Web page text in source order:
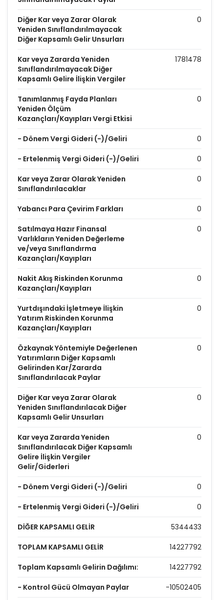
Diğer Kar veya Zarar Olarak
Yeniden Sınıflandırılmayacak
Diğer Kapsamlı Gelir Unsurları
0
Kar veya Zararda Yeniden
Sınıflandırılmayacak Diğer
Kapsamlı Gelire İlişkin Vergiler
1781478
Tanımlanmış Fayda Planları
Yeniden Ölçüm
Kazançları/Kayıpları Vergi Etkisi
0
- Dönem Vergi Gideri (-)/Geliri 0
- Ertelenmiş Vergi Gideri (-)/Geliri 0
Kar veya Zarar Olarak Yeniden
Sınıflandırılacaklar
0
Yabancı Para Çevirim Farkları 0
Satılmaya Hazır Finansal
Varlıkların Yeniden Değerleme
ve/veya Sınıflandırma
Kazançları/Kayıpları
0
Nakit Akış Riskinden Korunma
Kazançları/Kayıpları
0
Yurtdışındaki İşletmeye İlişkin
Yatırım Riskinden Korunma
Kazançları/Kayıpları
0
Özkaynak Yöntemiyle Değerlenen
Yatırımların Diğer Kapsamlı
Gelirinden Kar/Zararda
Sınıflandırılacak Paylar
0
Diğer Kar veya Zarar Olarak
Yeniden Sınıflandırılacak Diğer
Kapsamlı Gelir Unsurları
0
Kar veya Zararda Yeniden
Sınıflandırılacak Diğer Kapsamlı
Gelire İlişkin Vergiler
Gelir/Giderleri
0
- Dönem Vergi Gideri (-)/Geliri 0
- Ertelenmiş Vergi Gideri (-)/Geliri 0
DİĞER KAPSAMLI GELİR 5344433
TOPLAM KAPSAMLI GELİR 14227792
Toplam Kapsamlı Gelirin Dağılımı: 14227792
- Kontrol Gücü Olmayan Paylar -10502405